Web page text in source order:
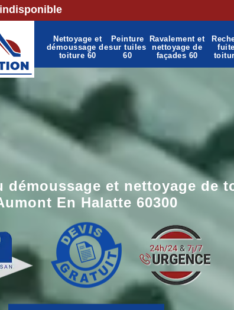
indisponible
Nettoyage et
démoussage de
toiture 60
Peinture
sur tuiles
60
Ravalement et
nettoyage de
façades 60
démoussage et nettoyage de
En Halatte 60300